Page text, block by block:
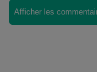
Afficher les